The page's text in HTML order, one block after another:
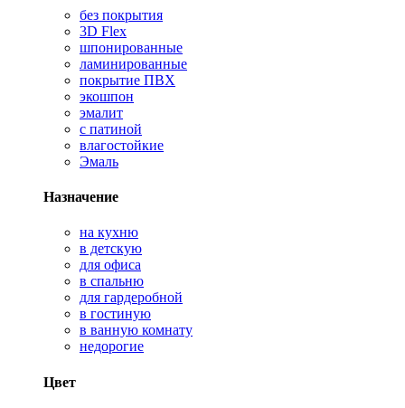
без покрытия
3D Flex
шпонированные
ламинированные
покрытие ПВХ
экошпон
эмалит
с патиной
влагостойкие
Эмаль
Назначение
на кухню
в детскую
для офиса
в спальню
для гардеробной
в гостиную
в ванную комнату
недорогие
Цвет